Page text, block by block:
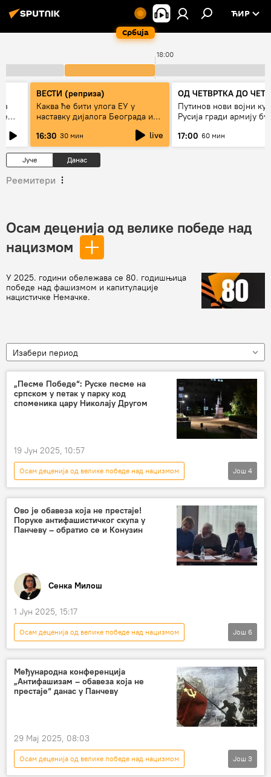
Србија
ЋИР
18:00
ВЕСТИ (реприза)
Каква ће бити улога ЕУ у
наставку дијалога Београда и
16:30 30 мин live
ОД ЧЕТВРТКА ДО
Путинов нови војни
Русија гради армију
17:00 60 мин
Јуче Данас
Реемитери
Осам деценија од велике победе над
нацизмом
У 2025. години обележава се 80. годишњица
победе над фашизмом и капитулације
нацистичке Немачке.
Изабери период
„Песме Победе“: Руске песме на
српском у петак у парку код
споменика цару Николају Другом
19 Јун 2025, 10:57
Осам деценија од велике победе над нацизмом
КУЛТУРА
Култура
Култура – вести
Музика
Још 4
Ово је обавеза која не престаје!
Поруке антифашистичког скупа у
Панчеву – обратио се и Конузин
Сенка Милош
1 Јун 2025, 15:17
Осам деценија од велике победе над нацизмом
СРБИЈА
Србија
Србија – друштво
Панчево
неонацизам
Предраг Обрадовић
Још 6
Међународна конференција
„Антифашизам – обавеза која не
престаје“ данас у Панчеву
29 Мај 2025, 08:03
Осам деценија од велике победе над нацизмом
Још 3